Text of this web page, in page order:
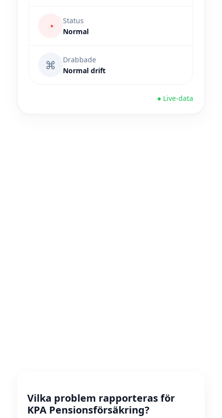
◔
Status
Normal
⌘
Drabbade
Normal drift
● Live-data
Vilka problem rapporteras för
KPA Pensionsförsäkring?